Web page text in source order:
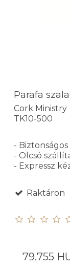
Parafa
Cork Ministry
TK10-500
- Biztonságos
- Olcsó
- Expressz
Raktáron
79.755